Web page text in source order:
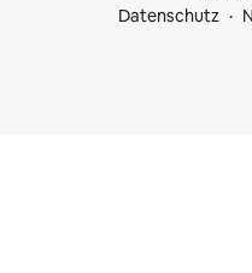
Datenschutz